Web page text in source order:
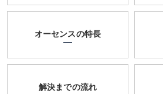
オーセンスの特長
解決までの流れ